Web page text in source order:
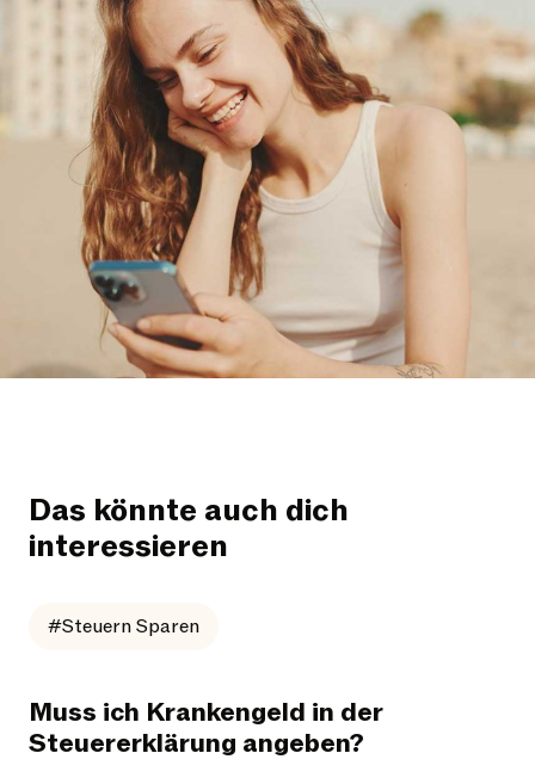
Das könnte auch dich
interessieren
#Steuern Sparen
Muss ich Krankengeld in der
Steuererklärung angeben?